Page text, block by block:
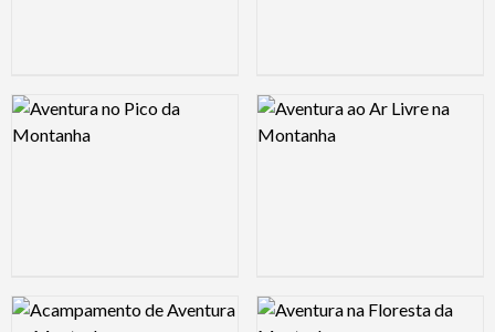
Logo Preview Image Logo Preview Image
Logo Preview Image Logo Preview Image